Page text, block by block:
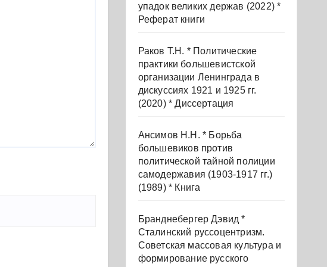
упадок великих держав (2022) *
Реферат книги
Раков Т.Н. * Политические
практики большевистской
организации Ленинграда в
дискуссиях 1921 и 1925 гг.
(2020) * Диссертация
Ансимов Н.Н. * Борьба
большевиков против
политической тайной полиции
самодержавия (1903-1917 гг.)
(1989) * Книга
Бранднебергер Дэвид *
Сталинский руссоцентризм.
Советская массовая культура и
формирование русского